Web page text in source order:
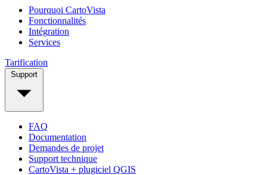
Pourquoi CartoVista
Fonctionnalités
Intégration
Services
Tarification
FAQ
Documentation
Demandes de projet
Support technique
CartoVista + plugiciel QGIS